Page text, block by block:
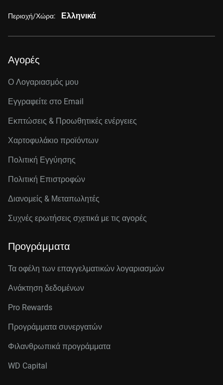
Περιοχή/Χώρα: Ελληνικά
Αγορές
Ο Λογαριασμός μου
Εγγραφείτε στo Email
Εκπτώσεις & Προωθητικές ενέργειες
Χαρτοφυλάκιο προϊόντων
Πολιτική Εγγύησης
Πολιτική Επιστροφών
Διανομείς & Μεταπωλητές
Συχνές ερωτήσεις σχετικά με τις αγορές
Προγράμματα
Τα οφέλη των επαγγελματικών λογαριασμών
Ανάκτηση δεδομένων
Pro Rewards
Προγράμματα συνεργατών
Φιλανθρωπικά προγράμματα
WD Capital